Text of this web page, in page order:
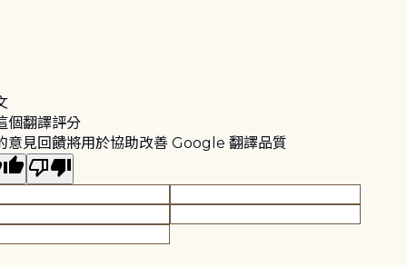
個翻譯評分
意見回饋將用於協助改善 Google 翻譯品質